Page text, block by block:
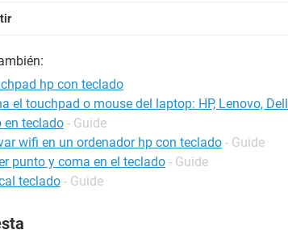
hp con teclado
el touchpad o mouse del laptop: HP, Lenovo, Dell
en teclado - Guide
wifi en un ordenador hp con teclado - Guide
punto y coma en el teclado - Guide
teclado - Guide